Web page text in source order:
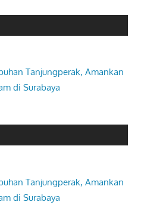
Tanjungperak, Amankan
di Surabaya
Tanjungperak, Amankan
di Surabaya